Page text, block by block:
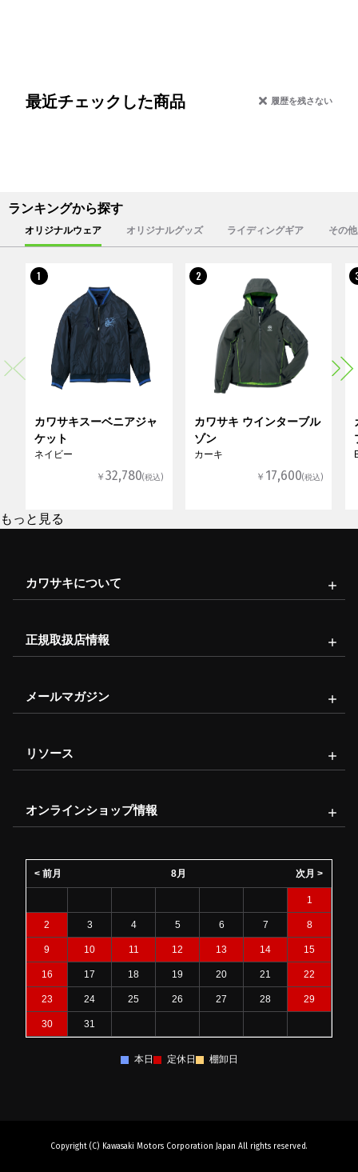
最近チェックした商品 履歴を残さない
ランキングから探す
オリジナルウェア オリジナルグッズ ライディングギア その
1
カワサキスーベニアジャ
ケット
ネイビー
￥32,780(税込)
2
カワサキ ウインターブル
ゾン
カーキ
￥ 17,600(税込)
もっと見る
カワサキについて
正規取扱店情報
メールマガジン
リソース
オンラインショップ情報
8月
< 前月 次月 >
1
2 3 4 5 6 7 8
9 10 11 12 13 14 15
16 17 18 19 20 21 22
23 24 25 26 27 28 29
30 31
本日 定休日 棚卸日
Copyright (C) Kawasaki Motors Corporation Japan All rights reserved.